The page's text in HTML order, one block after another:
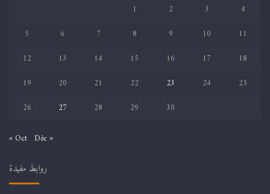
1
2 3
4
5
6 7 8 9 10
11
12
13 14 15 16 17
18
19
20 21 22 23 24
25
26
27 28 29 30
« Oct Déc »
روابط مفيدة